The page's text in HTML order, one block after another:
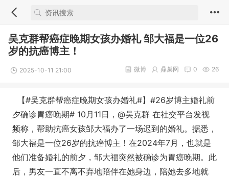
吴克群帮癌症晚期女孩办婚礼 邹大福是一位26
岁的抗癌博主！
2025-10-11 21:00 26
0
鼎巢网
微博
【#吴克群帮癌症晚期女孩办婚礼#】#26岁博主婚礼前
夕确诊胃癌晚期# 10月11日，@吴克群 在社交平台发视
频称，帮助抗癌女孩邹大福办了一场迟到的婚礼。据悉，
邹大福是一位26岁的抗癌博主！在2024年7月，也就是
他们准备婚礼的前夕，邹大福突然被确诊为胃癌晚期。此
后，男友一直不离不弃地陪伴在她身边，陪她去多地就